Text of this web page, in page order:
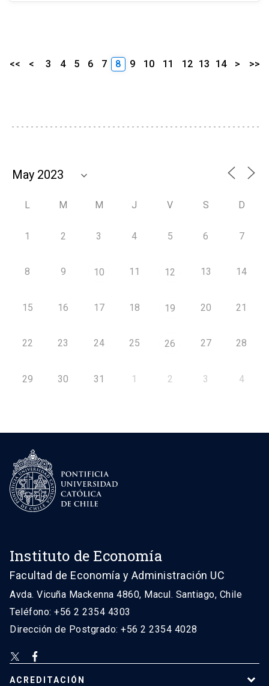
<< < 3 4 5 6 7 8 9 10 11 12 13 14 > >>
L M M J V S D
1 2 3 4 5 6 7
8 9 10 11 12 13 14
15 16 17 18 19 20 21
22 23 24 25 26 27 28
29 30 31 1 2 3 4
Instituto de Economía
Facultad de Economía y Administración UC
Avda. Vicuña Mackenna 4860, Macul. Santiago, Chile
Teléfono: +56 2 2354 4303
Dirección de Postgrado: +56 2 2354 4028
ACREDITACIÓN